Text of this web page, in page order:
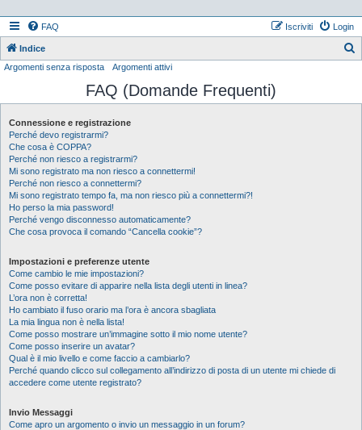
FAQ Login
Iscriviti
Indice
c
Argomenti senza risposta Argomenti attivi
FAQ (Domande Frequenti)
Connessione e registrazione
Perché devo registrarmi?
Che cosa è COPPA?
Perché non riesco a registrarmi?
Mi sono registrato ma non riesco a connettermi!
Perché non riesco a connettermi?
Mi sono registrato tempo fa, ma non riesco più a connettermi?!
Ho perso la mia password!
Perché vengo disconnesso automaticamente?
Che cosa provoca il comando “Cancella cookie”?
Impostazioni e preferenze utente
Come cambio le mie impostazioni?
Come posso evitare di apparire nella lista degli utenti in linea?
L’ora non è corretta!
Ho cambiato il fuso orario ma l’ora è ancora sbagliata
La mia lingua non è nella lista!
Come posso mostrare un’immagine sotto il mio nome utente?
Come posso inserire un avatar?
Qual è il mio livello e come faccio a cambiarlo?
Perché quando clicco sul collegamento all’indirizzo di posta di un utente mi chiede di
accedere come utente registrato?
Invio Messaggi
Come apro un argomento o invio un messaggio in un forum?